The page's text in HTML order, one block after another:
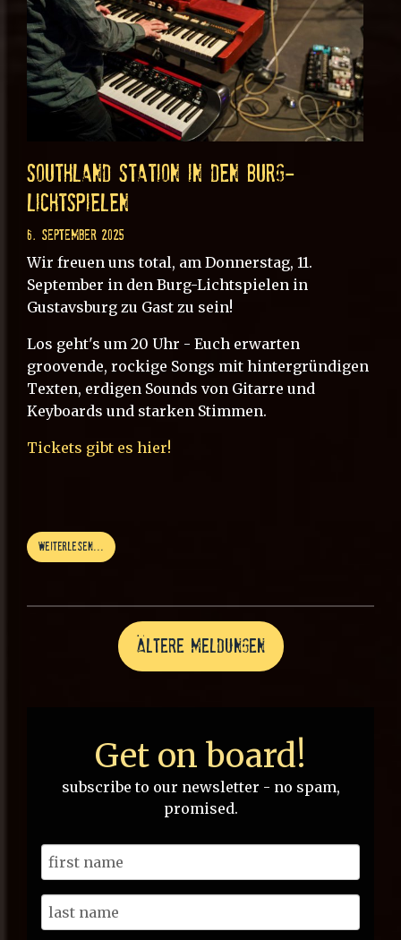
SOUTHLAND STATION in den Burg-
Lichtspielen
6. September 2025
Wir freuen uns total, am Donnerstag, 11.
September in den Burg-Lichtspielen in
Gustavsburg zu Gast zu sein!
Los geht's um 20 Uhr - Euch erwarten
groovende, rockige Songs mit hintergründigen
Texten, erdigen Sounds von Gitarre und
Keyboards und starken Stimmen.
Tickets gibt es hier!
weiterlesen...
ältere Meldungen
Get on board!
subscribe to our newsletter - no spam,
promised.